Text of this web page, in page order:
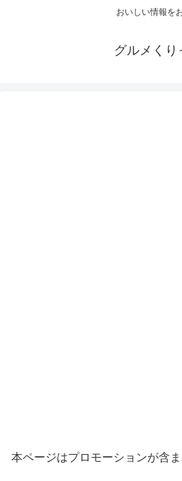
おいしい情報を
グルメくり
本ページはプロモーションが含ま